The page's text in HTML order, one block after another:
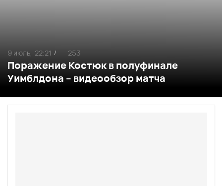
Поражение Костюк в полуфинале
Уимблдона – видеообзор матча
9 июль, 22:21 / 253